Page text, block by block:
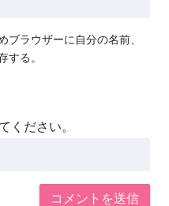
ブラウザーに自分の名前、
する。
ください。